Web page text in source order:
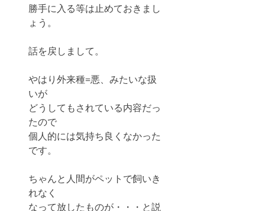
勝手に入る等は止めておきまし
ょう。
話を戻しまして。
やはり外来種=悪、みたいな扱
いが
どうしてもされている内容だっ
たので
個人的には気持ち良くなかった
です。
ちゃんと人間がペットで飼いき
れなく
なって放したものが・・・と説